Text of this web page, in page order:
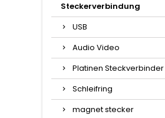
Steckerverbindung
USB
Audio Video
Platinen Steckverbinder
Schleifring
magnet stecker